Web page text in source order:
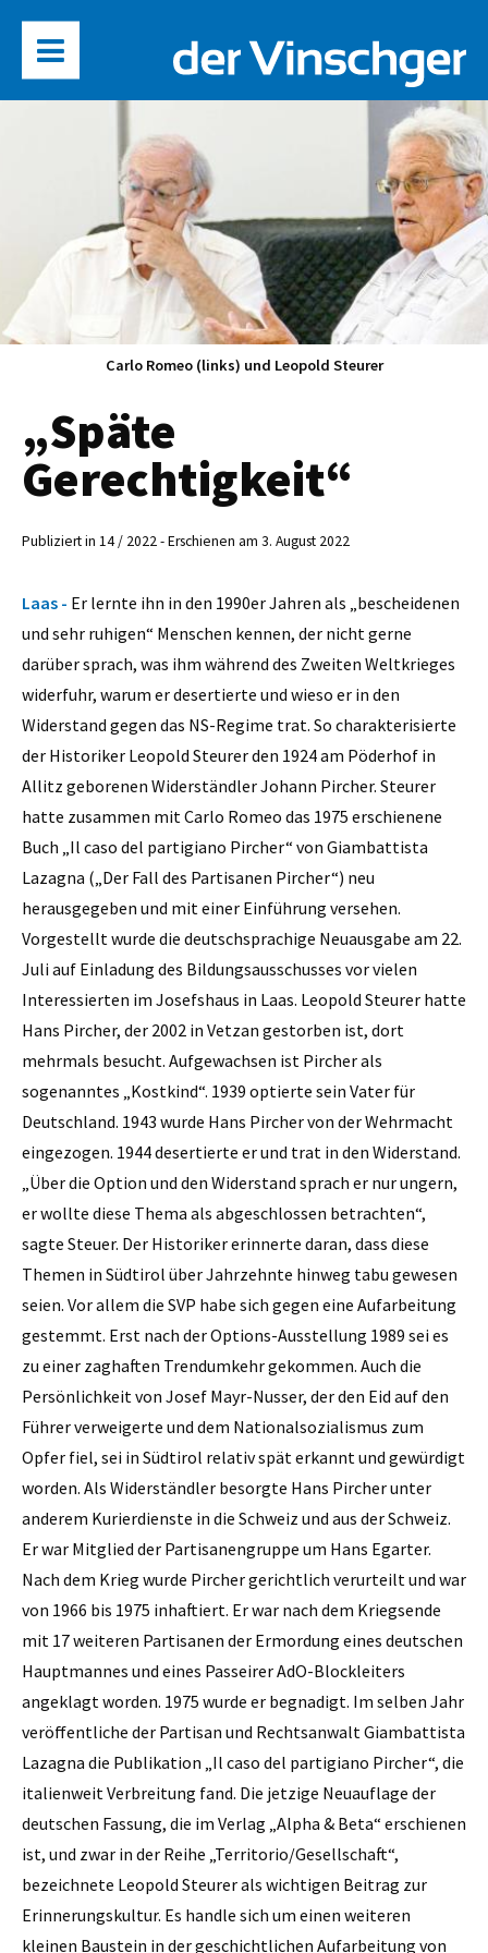
Carlo Romeo (links) und Leopold Steurer
„Späte
Gerechtigkeit“
Publiziert in 14 / 2022 - Erschienen am 3. August 2022
Laas - Er lernte ihn in den 1990er Jahren als „bescheidenen
und sehr ruhigen“ Menschen kennen, der nicht gerne
darüber sprach, was ihm während des Zweiten Weltkrieges
widerfuhr, warum er desertierte und wieso er in den
Widerstand gegen das NS-Regime trat. So charakterisierte
der Historiker Leopold Steurer den 1924 am Pöderhof in
Allitz geborenen Widerständler Johann Pircher. Steurer
hatte zusammen mit Carlo Romeo das 1975 erschienene
Buch „Il caso del partigiano Pircher“ von Giambattista
Lazagna („Der Fall des Partisanen Pircher“) neu
herausgegeben und mit einer Einführung versehen.
Vorgestellt wurde die deutschsprachige Neuausgabe am 22.
Juli auf Einladung des Bildungsausschusses vor vielen
Interessierten im Josefshaus in Laas. Leopold Steurer hatte
Hans Pircher, der 2002 in Vetzan gestorben ist, dort
mehrmals besucht. Aufgewachsen ist Pircher als
sogenanntes „Kostkind“. 1939 optierte sein Vater für
Deutschland. 1943 wurde Hans Pircher von der Wehrmacht
eingezogen. 1944 desertierte er und trat in den Widerstand.
„Über die Option und den Widerstand sprach er nur ungern,
er wollte diese Thema als abgeschlossen betrachten“,
sagte Steuer. Der Historiker erinnerte daran, dass diese
Themen in Südtirol über Jahrzehnte hinweg tabu gewesen
seien. Vor allem die SVP habe sich gegen eine Aufarbeitung
gestemmt. Erst nach der Options-Ausstellung 1989 sei es
zu einer zaghaften Trendumkehr gekommen. Auch die
Persönlichkeit von Josef Mayr-Nusser, der den Eid auf den
Führer verweigerte und dem Nationalsozialismus zum
Opfer fiel, sei in Südtirol relativ spät erkannt und gewürdigt
worden. Als Widerständler besorgte Hans Pircher unter
anderem Kurierdienste in die Schweiz und aus der Schweiz.
Er war Mitglied der Partisanengruppe um Hans Egarter.
Nach dem Krieg wurde Pircher gerichtlich verurteilt und war
von 1966 bis 1975 inhaftiert. Er war nach dem Kriegsende
mit 17 weiteren Partisanen der Ermordung eines deutschen
Hauptmannes und eines Passeirer AdO-Blockleiters
angeklagt worden. 1975 wurde er begnadigt. Im selben Jahr
veröffentliche der Partisan und Rechtsanwalt Giambattista
Lazagna die Publikation „Il caso del partigiano Pircher“, die
italienweit Verbreitung fand. Die jetzige Neuauflage der
deutschen Fassung, die im Verlag „Alpha & Beta“ erschienen
ist, und zwar in der Reihe „Territorio/Gesellschaft“,
bezeichnete Leopold Steurer als wichtigen Beitrag zur
Erinnerungskultur. Es handle sich um einen weiteren
kleinen Baustein in der geschichtlichen Aufarbeitung von